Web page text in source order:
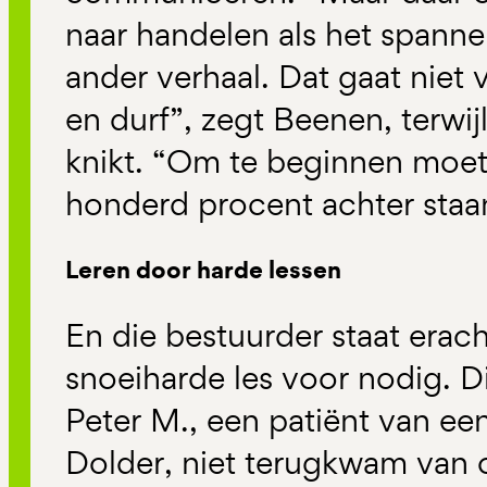
naar handelen als het
ander verhaal. Dat gaat niet
en durf”, zegt Beenen,
knikt. “Om te beginnen
honderd procent achter
Leren door harde lessen
En die bestuurder staat
snoeiharde les voor nodig.
Peter M., een patiënt van
Dolder, niet terugkwam